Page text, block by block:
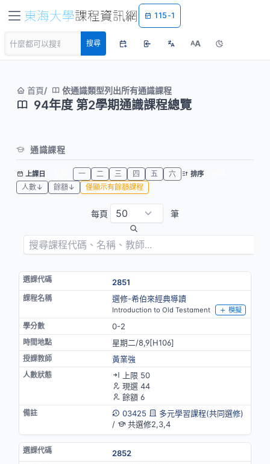
115-1
搜尋 AA
首頁 依通識類型列出所有通識課程
94年度 第2學期通識課程總覽
通識課程
上課日 一 二 三 四 五 六 排序
人數↓
餘額↓ 僅顯示有餘額課程
每頁 筆
2851
選修-希伯來經典導讀
Introduction to Old Testament 模擬
0-2
星期二/8,9[H106]
黃業強
上限 50
現選 44
餘額 6
03425
多元學習課程(共同選修)
/
共選修2,3,4
2852